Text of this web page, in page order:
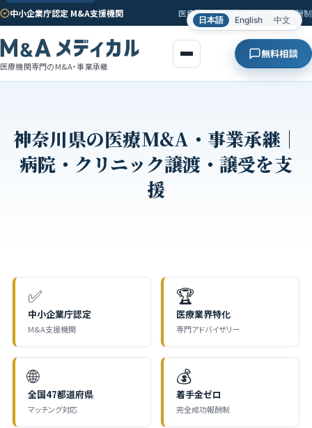
日本語 English 中文
中小企業庁認定 M&A支援機関 医療機関専門・全国対応・成功報酬制
医療機関専門のM&A・事業承継
無料相談
神奈川県の医療M&A・事業承継｜
病院・クリニック譲渡・譲受を支
援
✅
中小企業庁認定
M&A支援機関
🏆
医療業界特化
専門アドバイザリー
🌐
全国47都道府県
マッチング対応
💰
着手金ゼロ
完全成功報酬制